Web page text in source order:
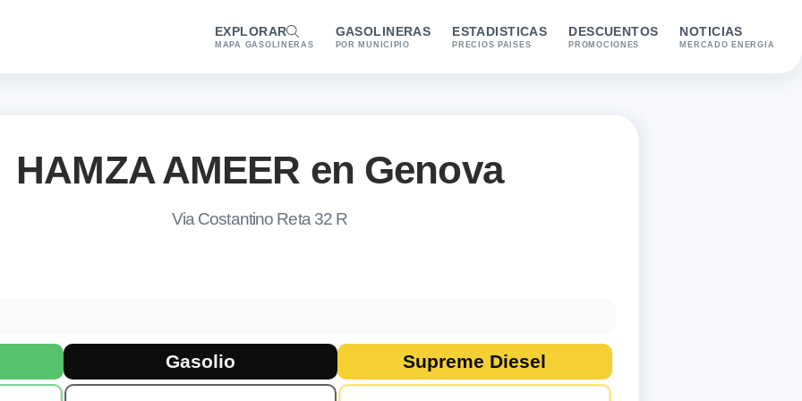
EXPLORAR
MAPA GASOLINERAS
GASOLINERAS
POR MUNICIPIO
ESTADISTICAS
PRECIOS PAISES
DESCUENTOS
PROMOCIONES
NOTICIAS
MERCADO ENERGIA
HAMZA AMEER en Genova
Via Costantino Reta 32 R
en Genova
gasolinera Esso HAMZA AMEER en Genova. Combustibles disponibles: Benzina(srv), Benzina, Gasolio(srv), Gasolio,
Gasolio Supreme Diesel